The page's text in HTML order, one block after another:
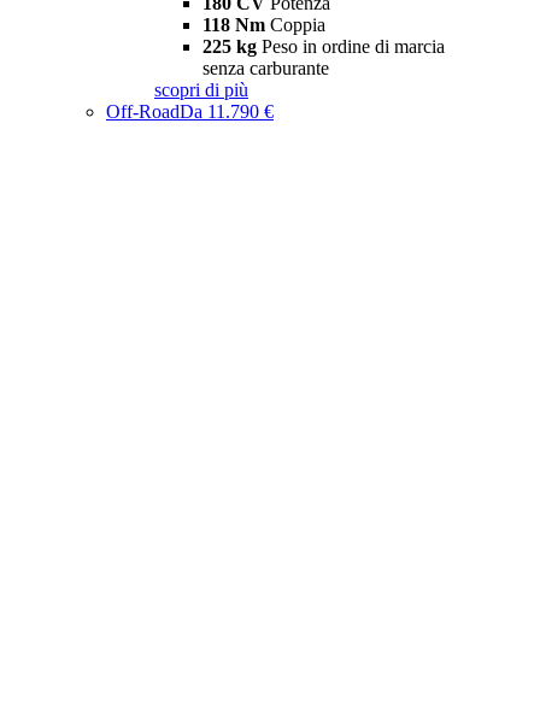
118 Nm Coppia
225 kg Peso in ordine di marcia
senza carburante
scopri di più
Off-RoadDa 11.790 €